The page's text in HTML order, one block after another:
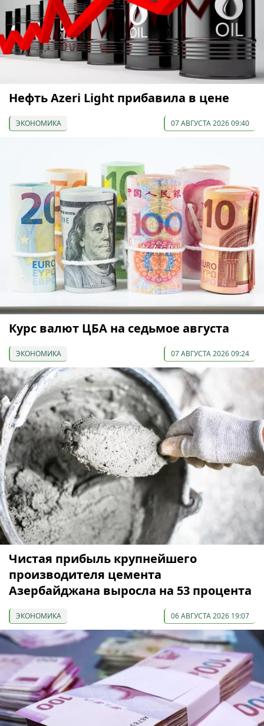
Нефть Azeri Light прибавила в цене
ЭКОНОМИКА 07 АВГУСТА 2026 09:40
Курс валют ЦБА на седьмое августа
ЭКОНОМИКА 07 АВГУСТА 2026 09:24
Чистая прибыль крупнейшего
производителя цемента
Азербайджана выросла на 53 процента
ЭКОНОМИКА 06 АВГУСТА 2026 19:07